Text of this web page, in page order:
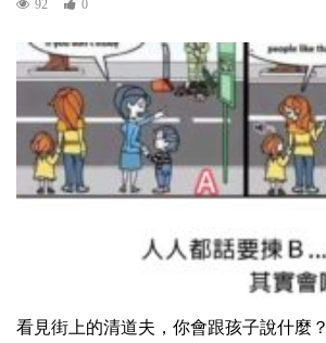
92
0
看見街上的清道夫，你會跟孩子說什麼？